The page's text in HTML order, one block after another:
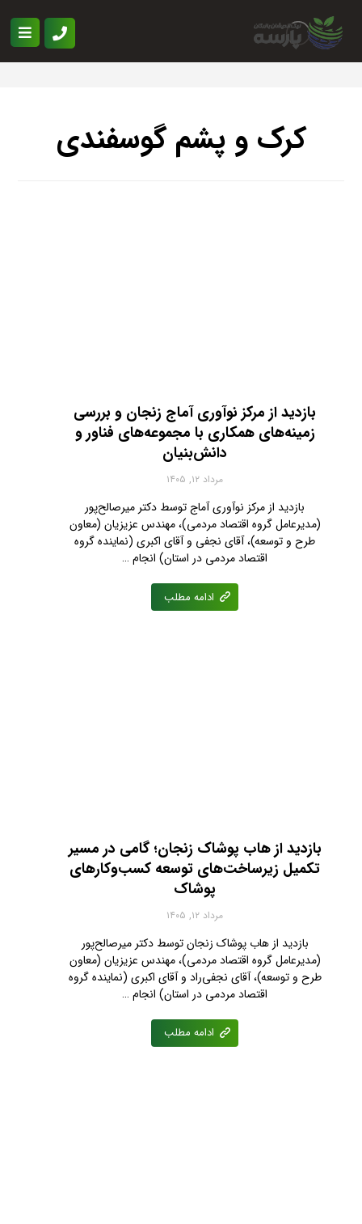
کرک و پشم گوسفندی
بازدید از مرکز نوآوری آماج زنجان و بررسی
زمینه‌های همکاری با مجموعه‌های فناور و
دانش‌بنیان
مرداد ۱۲, ۱۴۰۵
بازدید از مرکز نوآوری آماج توسط دکتر میرصالح‌پور
(مدیرعامل گروه اقتصاد مردمی)، مهندس عزیزیان (معاون
طرح و توسعه)، آقای نجفی‌ و آقای اکبری (نماینده گروه
اقتصاد مردمی در استان) انجام …
ادامه مطلب
بازدید از هاب پوشاک زنجان؛ گامی در مسیر
تکمیل زیرساخت‌های توسعه کسب‌وکارهای
پوشاک
مرداد ۱۲, ۱۴۰۵
بازدید از هاب پوشاک زنجان توسط دکتر میرصالح‌پور
(مدیرعامل گروه اقتصاد مردمی)، مهندس عزیزیان (معاون
طرح و توسعه)، آقای نجفی‌راد و آقای اکبری (نماینده گروه
اقتصاد مردمی در استان) انجام …
ادامه مطلب